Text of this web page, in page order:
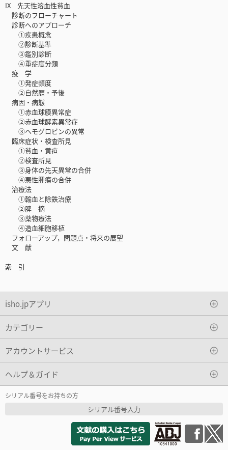
IX 先天性溶血性貧血
診断のフローチャート
診断へのアプローチ
①疾患概念
②診断基準
③鑑別診断
④重症度分類
疫 学
①発症頻度
②自然歴・予後
病因・病態
①赤血球膜異常症
②赤血球酵素異常症
③ヘモグロビンの異常
臨床症状・検査所見
①貧血・黄疸
②検査所見
③身体の先天異常の合併
④悪性腫瘍の合併
治療法
①輸血と除鉄治療
②脾 摘
③薬物療法
④造血細胞移植
フォローアップ，問題点・将来の展望
文 献
索 引
isho.jpアプリ
カテゴリー
アカウントサービス
ヘルプ＆ガイド
シリアル番号をお持ちの方
シリアル番号入力